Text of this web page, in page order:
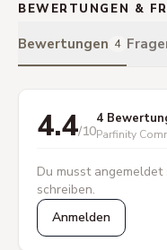
BEWERTUNGEN &
Bewertungen 4
4.4/10
4
Parfinity
Du musst
schreiben.
Anmelden